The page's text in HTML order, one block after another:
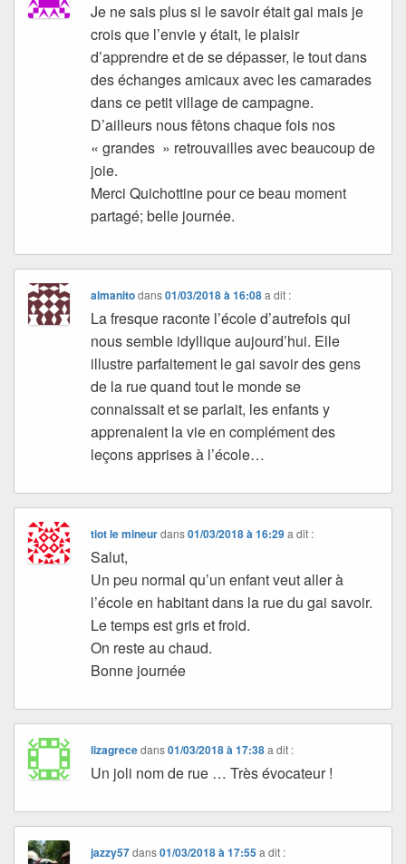
Je ne sais plus si le savoir était gai mais je
crois que l’envie y était, le plaisir
d’apprendre et de se dépasser, le tout dans
des échanges amicaux avec les camarades
dans ce petit village de campagne.
D’ailleurs nous fêtons chaque fois nos
« grandes » retrouvailles avec beaucoup de
joie.
Merci Quichottine pour ce beau moment
partagé; belle journée.
almanitodans01/03/2018 à 16:08 a dit :
La fresque raconte l’école d’autrefois qui
nous semble idyllique aujourd’hui. Elle
illustre parfaitement le gai savoir des gens
de la rue quand tout le monde se
connaissait et se parlait, les enfants y
apprenaient la vie en complément des
leçons apprises à l’école…
tiot le mineurdans01/03/2018 à 16:29 a dit :
Salut,
Un peu normal qu’un enfant veut aller à
l’école en habitant dans la rue du gai savoir.
Le temps est gris et froid.
On reste au chaud.
Bonne journée
lizagrecedans01/03/2018 à 17:38 a dit :
Un joli nom de rue … Très évocateur !
jazzy57dans01/03/2018 à 17:55 a dit :